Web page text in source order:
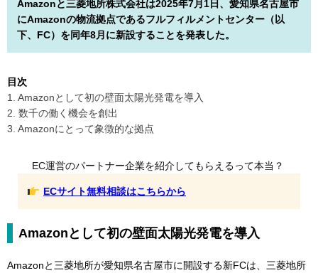
Amazonと三菱地所株式会社は2025年7月1日、愛知県名古屋市
にAmazonの物流拠点であるフルフィルメントセンター（以
下、FC）を同年8月に新設することを発表した。
目次
1. Amazonとして初の壁面太陽光発電を導入
2. 数千の働く機会を創出
3. Amazonにとって象徴的な拠点
EC運営のパートナー企業を紹介してもらえるって本当？
ECサイト無料相談はこちらから
Amazonとして初の壁面太陽光発電を導入
Amazonと三菱地所が愛知県名古屋市に開設する新FCは、三菱地所